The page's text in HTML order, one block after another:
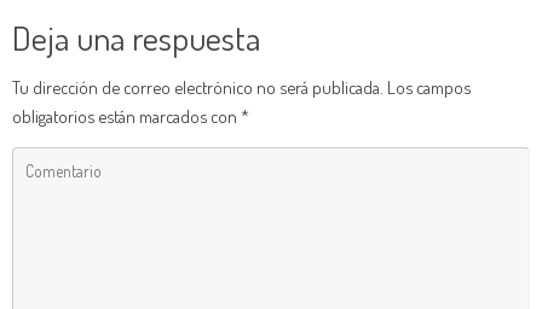
Deja una respuesta
Tu dirección de correo electrónico no será publicada. Los campos
obligatorios están marcados con *